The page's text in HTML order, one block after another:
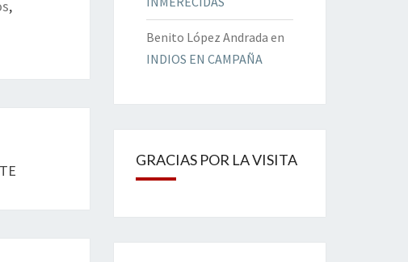
,
Benito López Andrada en
INDIOS EN CAMPAÑA
GRACIAS POR LA VISITA